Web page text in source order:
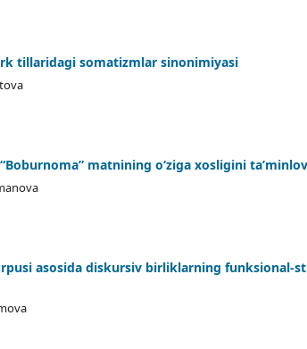
tillaridagi somatizmlar sinonimiyasi
matnining o‘ziga xosligini
asosida diskursiv birliklarning funksional-